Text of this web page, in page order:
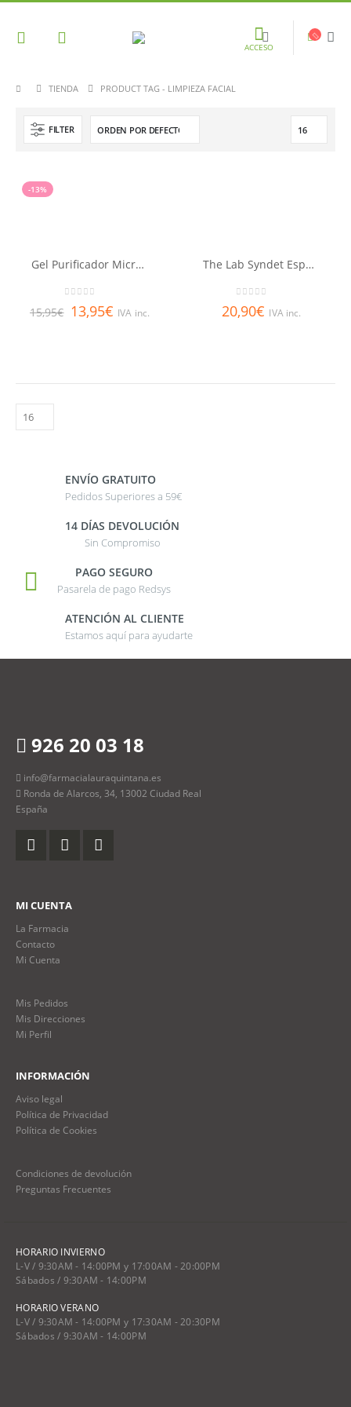
ACCESO
TIENDA PRODUCT TAG - LIMPIEZA FACIAL
FILTER
-13%
Gel Purificador Micro-exfoliante de uso diario Aquabella® 150ml
15,95€ 13,95€ IVA inc.
The Lab Syndet Espumoso Limpiador 150 ml
20,90€ IVA inc.
ENVÍO GRATUITO
Pedidos Superiores a 59€
14 DÍAS DEVOLUCIÓN
Sin Compromiso
PAGO SEGURO
Pasarela de pago Redsys
ATENCIÓN AL CLIENTE
Estamos aquí para ayudarte
926 20 03 18
info@farmacialauraquintana.es
Ronda de Alarcos, 34, 13002 Ciudad Real
España
MI CUENTA
La Farmacia
Contacto
Mi Cuenta
Mis Pedidos
Mis Direcciones
Mi Perfil
INFORMACIÓN
Aviso legal
Política de Privacidad
Política de Cookies
Condiciones de devolución
Preguntas Frecuentes
HORARIO INVIERNO
L-V / 9:30AM - 14:00PM y 17:00AM - 20:00PM
Sábados / 9:30AM - 14:00PM
HORARIO VERANO
L-V / 9:30AM - 14:00PM y 17:30AM - 20:30PM
Sábados / 9:30AM - 14:00PM